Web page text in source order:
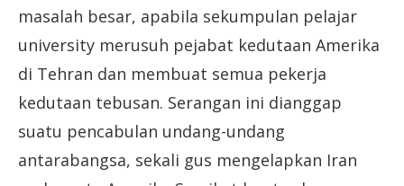
masalah besar, apabila sekumpulan pelajar
university merusuh pejabat kedutaan Amerika
di Tehran dan membuat semua pekerja
kedutaan tebusan. Serangan ini dianggap
suatu pencabulan undang-undang
antarabangsa, sekali gus mengelapkan Iran